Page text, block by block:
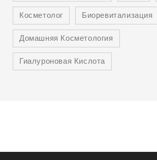
Косметолог
Биоревитализация
Домашняя Косметология
Гиалуроновая Кислота